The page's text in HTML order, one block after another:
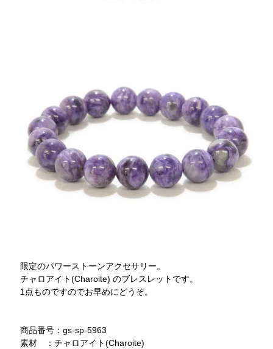
限定のパワーストーンアクセサリー。
チャロアイト(Charoite) のブレスレットです。
1点ものですのでお早めにどうぞ。
商品番号：gs-sp-5963
素材 ：チャロアイト(Charoite)